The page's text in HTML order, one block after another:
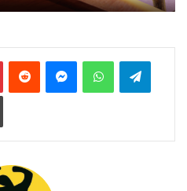
PinterestReddit MessengerWhatsAppTelegram
Imprimer